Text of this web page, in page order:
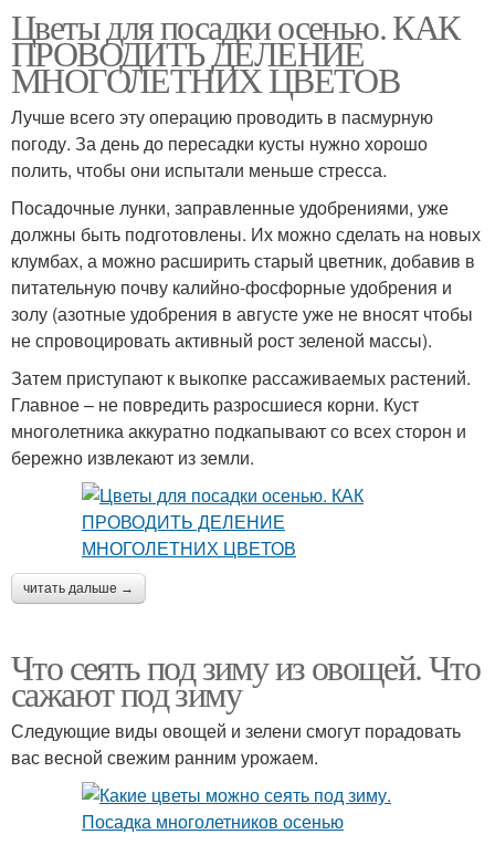
Цветы для посадки осенью. КАК
ПРОВОДИТЬ ДЕЛЕНИЕ
МНОГОЛЕТНИХ ЦВЕТОВ
Лучше всего эту операцию проводить в пасмурную
погоду. За день до пересадки кусты нужно хорошо
полить, чтобы они испытали меньше стресса.
Посадочные лунки, заправленные удобрениями, уже
должны быть подготовлены. Их можно сделать на новых
клумбах, а можно расширить старый цветник, добавив в
питательную почву калийно-фосфорные удобрения и
золу (азотные удобрения в августе уже не вносят чтобы
не спровоцировать активный рост зеленой массы).
Затем приступают к выкопке рассаживаемых растений.
Главное – не повредить разросшиеся корни. Куст
многолетника аккуратно подкапывают со всех сторон и
бережно извлекают из земли.
читать дальше →
Что сеять под зиму из овощей. Что
сажают под зиму
Следующие виды овощей и зелени смогут порадовать
вас весной свежим ранним урожаем.